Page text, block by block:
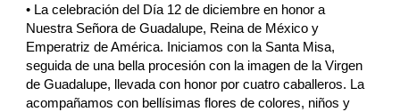
• La celebración del Día 12 de diciembre en honor a
Nuestra Señora de Guadalupe, Reina de México y
Emperatriz de América. Iniciamos con la Santa Misa,
seguida de una bella procesión con la imagen de la Virgen
de Guadalupe, llevada con honor por cuatro caballeros. La
acompañamos con bellísimas flores de colores, niños y